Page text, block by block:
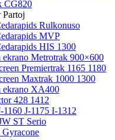
CG820
Partoj
Rulkonuso
MVP
HIS 1300
ekrano Metrotrak 900×600
Premiertrak 1165 1180
Maxtrak 1000 1300
ekrano XA400
428 1412
1160 J-1175 I-1312
ST Serio
Gyracone